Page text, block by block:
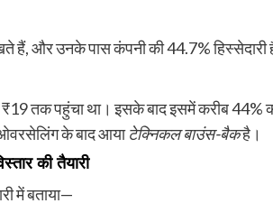
हैं, और उनके पास कंपनी की 44.7% हिस्सेदारी
तक पहुंचा था। इसके बाद इसमें करीब 44%
ओवरसेलिंग के बाद आयाटेक्निकल बाउंस-बैकहै।
की तैयारी
में बताया—